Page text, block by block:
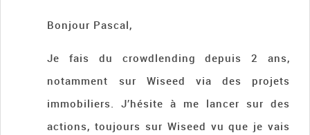
Bonjour Pascal,
Je fais du crowdlending depuis 2 ans,
notamment sur Wiseed via des projets
immobiliers. J’hésite à me lancer sur des
actions, toujours sur Wiseed vu que je vais